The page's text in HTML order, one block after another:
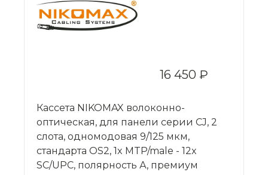
16 450 ₽
Кассета NIKOMAX волоконно-
оптическая, для панели серии CJ, 2
слота, одномодовая 9/125 мкм,
стандарта OS2, 1x MTP/male - 12x
SC/UPC, полярность А, премиум